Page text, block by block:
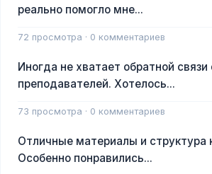
реально помогло мне...
72 просмотра · 0 комментариев
Иногда не хватает обратной связи
преподавателей. Хотелось...
73 просмотра · 0 комментариев
Отличные материалы и структура
Особенно понравились...